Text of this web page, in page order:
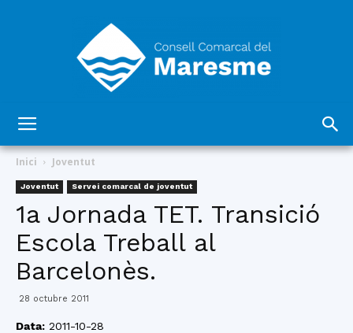
Comarcal
Inici Joventut
Joventut Servei comarcal de joventut
1a Jornada TET. Transició
Escola Treball al
Barcelonès.
28 octubre 2011
Data: 2011-10-28